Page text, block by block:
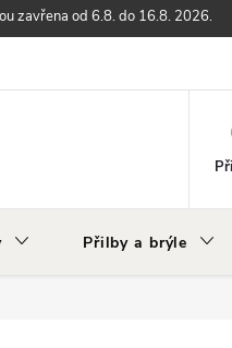
zavřena od 6.8. do 16.8. 2026.
Přilby a brýle